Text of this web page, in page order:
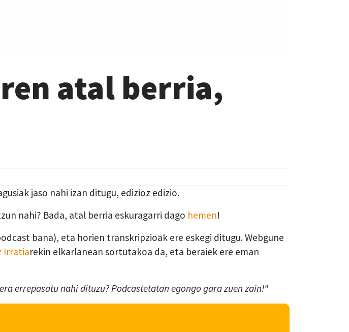
atal berria,
jaso nahi izan ditugu, edizioz edizio.
nahi? Bada, atal berria eskuragarri dago hemen!
bana), eta horien transkripzioak ere eskegi ditugu. Webgune
Irratiarekin elkarlanean sortutakoa da, eta beraiek ere eman
errepasatu nahi dituzu? Podcastetatan egongo gara zuen zain!"